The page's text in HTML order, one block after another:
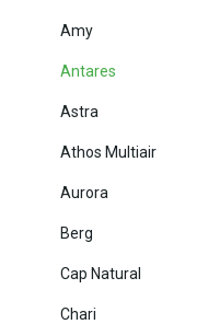
Amy
Antares
Astra
Athos Multiair
Aurora
Berg
Cap Natural
Chari